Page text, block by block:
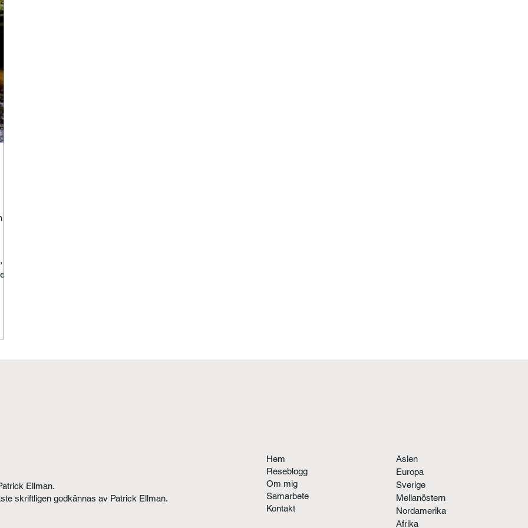
Ellman.
skriftligen godkännas av Patrick Ellman.
Hem
Reseblogg
Om mig
Samarbete
Kontakt
Asien
Europa
Sverige
Mellanöstern
Nordamerika
Afrika